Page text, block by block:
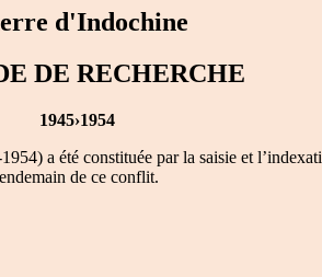
d'Indochine
DE RECHERCHE
1945›1954
a été constituée par la saisie et
de ce conflit.